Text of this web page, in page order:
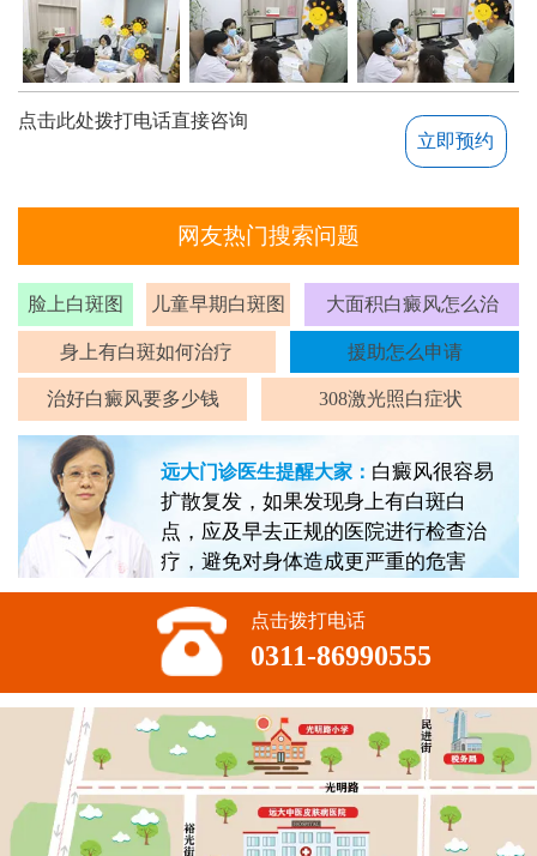
点击此处拨打电话直接咨询
立即预约
网友热门搜索问题
脸上白斑图 儿童早期白斑图 大面积白癜风怎么治
身上有白斑如何治疗 援助怎么申请
治好白癜风要多少钱 308激光照白症状
远大门诊医生提醒大家： 白癜风很容易
扩散复发，如果发现身上有白斑白
点，应及早去正规的医院进行检查治
疗，避免对身体造成更严重的危害
点击拨打电话
0311-86990555